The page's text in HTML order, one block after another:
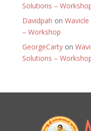
Solutions –
Davidpah on
– Workshop
GeorgeCartyon
Solutions –